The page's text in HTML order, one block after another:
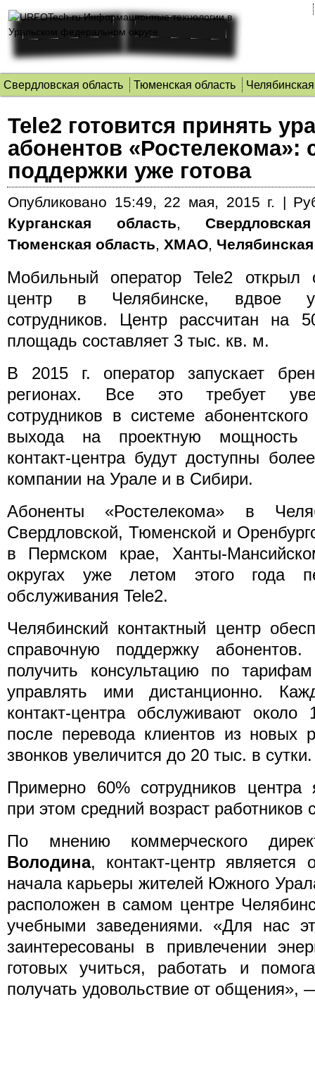
Свердловская область Тюменская область
Tele2 готовится принять
абонентов «Ростелекома»:
поддержки уже готова
Опубликовано 15:49, 22 мая, 2015 г. |
Курганская область,
Тюменская область, ХМАО,
Мобильный оператор Tele2 открыл
центр в Челябинске, вдвое
сотрудников. Центр рассчитан на
площадь составляет 3 тыс. кв. м.
В 2015 г. оператор запускает
регионах. Все это требует
сотрудников в системе
выхода на проектную мощность
контакт-центра будут доступны
компании на Урале и в Сибири.
Абоненты «Ростелекома» в
Свердловской, Тюменской и
в Пермском крае, Ханты-
округах уже летом этого года
обслуживания Tele2.
Челябинский контактный центр
справочную поддержку
получить консультацию по
управлять ими дистанционно.
контакт-центра обслуживают
после перевода клиентов из новых
звонков увеличится до 20 тыс. в сутки.
Примерно 60% сотрудников центра
при этом средний возраст работников
По мнению коммерческого
Володина, контакт-центр
начала карьеры жителей Южного
расположен в самом центре
учебными заведениями. «Для нас
заинтересованы в привлечении
готовых учиться, работать и
получать удовольствие от общения»,